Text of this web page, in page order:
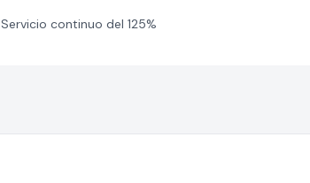
Servicio continuo del 125%